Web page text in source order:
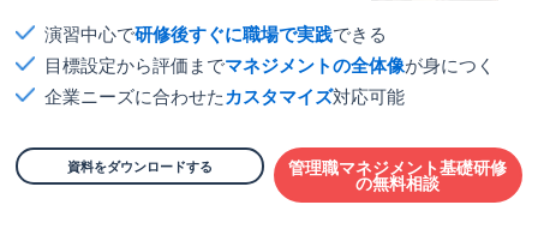
演習中心で研修後すぐに職場で実践できる
目標設定から評価までマネジメントの全体像が身につく
企業ニーズに合わせたカスタマイズ対応可能
資料をダウンロードする 管理職マネジメント基礎研修
の無料相談